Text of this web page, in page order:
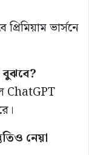
ভার্সনে
বুঝবে?
ChatGPT
নেয়া